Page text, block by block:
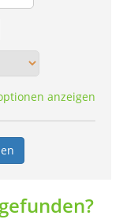
anzeigen